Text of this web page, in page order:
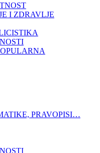
I ZDRAVLJE
PRAVOPISI…